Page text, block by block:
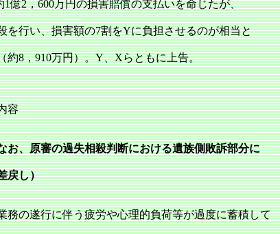
億2，600万円の損害賠償の支払いを命じたが、
を行い、損害額の7割をYに負担させるのが相当と
約8，910万円）。Y、Xらともに上告。
容
お、原審の過失相殺判断における遺族側敗訴部分に
戻し）
の遂行に伴う疲労や心理的負荷等が過度に蓄積して